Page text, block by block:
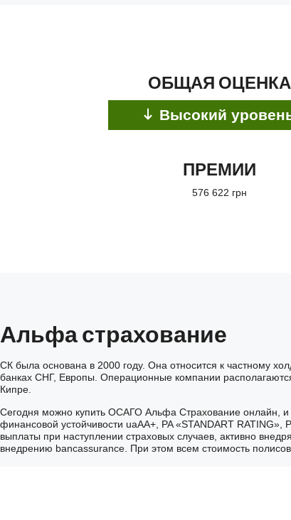
ОБЩАЯ ОЦЕНКА
Высокий
ПРЕМИИ
576 622 грн
Альфа страхование
СК была основана в 2000 году. Она относится к частному
банках СНГ, Европы. Операционные компании
Кипре.
Сегодня можно купить ОСАГО Альфа Страхование онлайн, и
финансовой устойчивости uaАА+, PA «STANDART
выплаты при наступлении страховых случаев, активно
внедрению bancassurance. При этом всем стоимость